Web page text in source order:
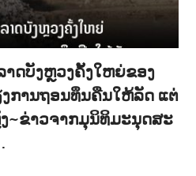
າດບັງຫຼວງຄັ້ງໃຫຍ່ຂອງ
ການຖອນທຶນຄືນໃຫ້ລັດ ແຕ່
~ຂ່າວຈາກມຸນິທິມະນຸດສະ